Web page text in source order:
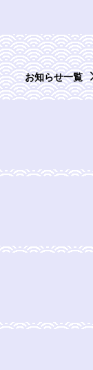
お知らせ一覧